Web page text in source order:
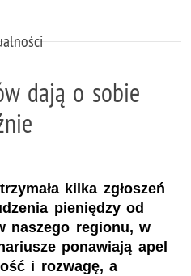
dają o sobie
kilka zgłoszeń
pieniędzy od
naszego regionu, w
ponawiają apel
i rozwagę, a